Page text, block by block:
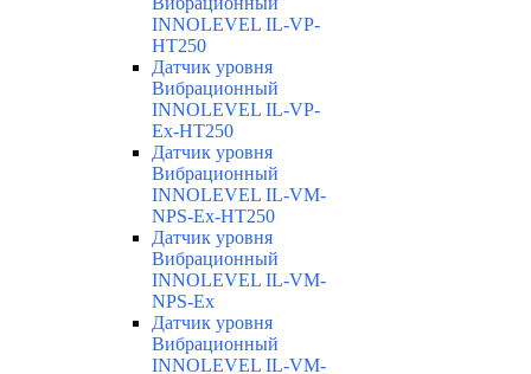
INNOLEVEL IL-VP-
HT250
Датчик уровня
Вибрационный
INNOLEVEL IL-VP-
Ex-HT250
Датчик уровня
Вибрационный
INNOLEVEL IL-VM-
NPS-Ex-HT250
Датчик уровня
Вибрационный
INNOLEVEL IL-VM-
NPS-Ex
Датчик уровня
Вибрационный
INNOLEVEL IL-VM-